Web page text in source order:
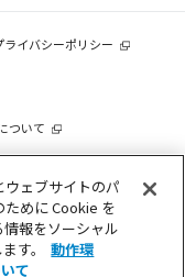
ライバシーポリシー
ついて
RESERVED.
ェブサイトのパ
めに Cookie を
報をソーシャル
す。
動作環
て